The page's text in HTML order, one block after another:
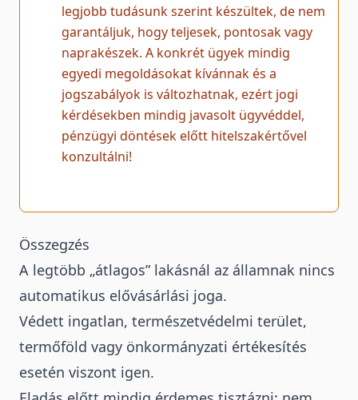
legjobb tudásunk szerint készültek, de nem
garantáljuk, hogy teljesek, pontosak vagy
naprakészek. A konkrét ügyek mindig
egyedi megoldásokat kívánnak és a
jogszabályok is változhatnak, ezért jogi
kérdésekben mindig javasolt ügyvéddel,
pénzügyi döntések előtt hitelszakértővel
konzultálni!
Összegzés
A legtöbb „átlagos” lakásnál az államnak nincs
automatikus elővásárlási joga.
Védett ingatlan, természetvédelmi terület,
termőföld vagy önkormányzati értékesítés
esetén viszont igen.